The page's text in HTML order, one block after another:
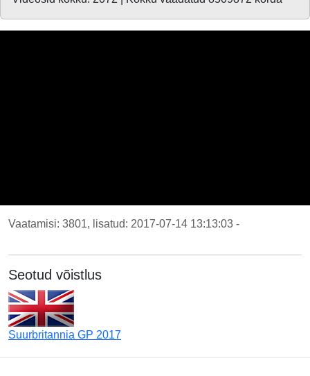
Vaatamisi: 3801, lisatud: 2017-07-14 13:13:03 -
Seotud võistlus
Suurbritannia GP 2017